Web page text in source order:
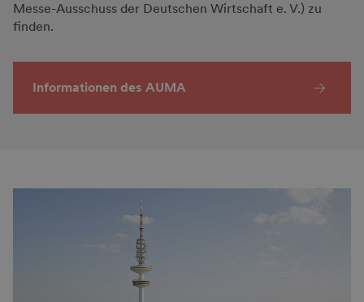
Messe-Ausschuss der Deutschen Wirtschaft e. V.) zu
finden.
Informationen des AUMA